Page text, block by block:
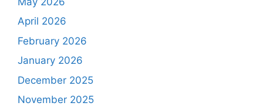
April 2026
February 2026
January 2026
December 2025
November 2025